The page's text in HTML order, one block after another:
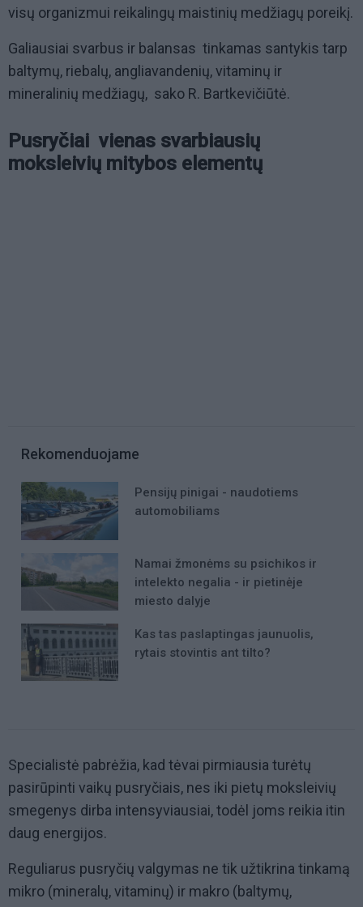
visų organizmui reikalingų maistinių medžiagų poreikį.
Galiausiai svarbus ir balansas  tinkamas santykis tarp
baltymų, riebalų, angliavandenių, vitaminų ir
mineralinių medžiagų,  sako R. Bartkevičiūtė.
Pusryčiai  vienas svarbiausių
moksleivių mitybos elementų
Rekomenduojame
Pensijų pinigai - naudotiems
automobiliams
Namai žmonėms su psichikos ir
intelekto negalia - ir pietinėje
miesto dalyje
Kas tas paslaptingas jaunuolis,
rytais stovintis ant tilto?
Specialistė pabrėžia, kad tėvai pirmiausia turėtų
pasirūpinti vaikų pusryčiais, nes iki pietų moksleivių
smegenys dirba intensyviausiai, todėl joms reikia itin
daug energijos.
Reguliarus pusryčių valgymas ne tik užtikrina tinkamą
mikro (mineralų, vitaminų) ir makro (baltymų,